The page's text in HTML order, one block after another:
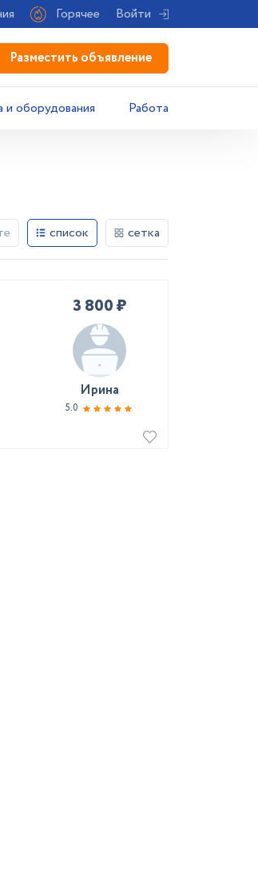
Горячее Войти
Разместить объявление
оборудования Работа
список сетка
3 800 ₽
Ирина
5.0